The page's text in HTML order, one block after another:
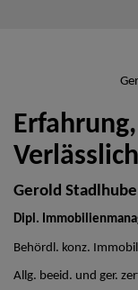
Gerold
Dipl.
Behördl. konz.
Allg. beeid. und ger.